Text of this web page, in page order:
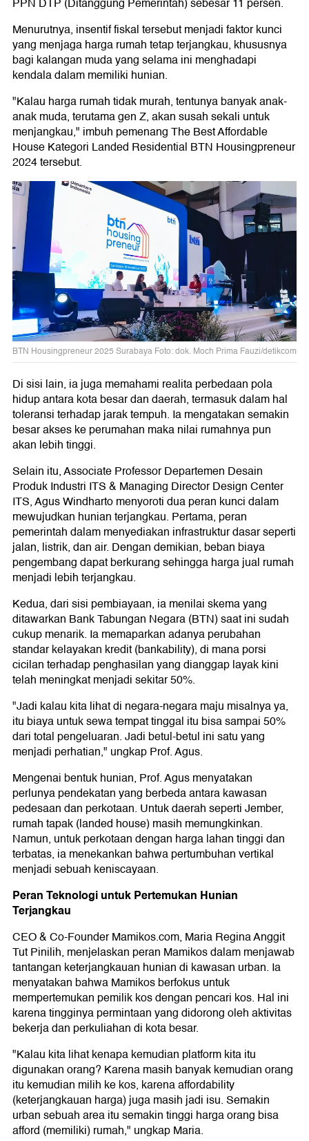
PPN DTP (Ditanggung Pemerintah) sebesar 11 persen.
Menurutnya, insentif fiskal tersebut menjadi faktor kunci
yang menjaga harga rumah tetap terjangkau, khususnya
bagi kalangan muda yang selama ini menghadapi
kendala dalam memiliki hunian.
"Kalau harga rumah tidak murah, tentunya banyak anak-
anak muda, terutama gen Z, akan susah sekali untuk
menjangkau," imbuh pemenang The Best Affordable
House Kategori Landed Residential BTN Housingpreneur
2024 tersebut.
BTN Housingpreneur 2025 Surabaya Foto: dok. Moch Prima Fauzi/detikcom
Di sisi lain, ia juga memahami realita perbedaan pola
hidup antara kota besar dan daerah, termasuk dalam hal
toleransi terhadap jarak tempuh. Ia mengatakan semakin
besar akses ke perumahan maka nilai rumahnya pun
akan lebih tinggi.
Selain itu, Associate Professor Departemen Desain
Produk Industri ITS & Managing Director Design Center
ITS, Agus Windharto menyoroti dua peran kunci dalam
mewujudkan hunian terjangkau. Pertama, peran
pemerintah dalam menyediakan infrastruktur dasar seperti
jalan, listrik, dan air. Dengan demikian, beban biaya
pengembang dapat berkurang sehingga harga jual rumah
menjadi lebih terjangkau.
Kedua, dari sisi pembiayaan, ia menilai skema yang
ditawarkan Bank Tabungan Negara (BTN) saat ini sudah
cukup menarik. Ia memaparkan adanya perubahan
standar kelayakan kredit (bankability), di mana porsi
cicilan terhadap penghasilan yang dianggap layak kini
telah meningkat menjadi sekitar 50%.
"Jadi kalau kita lihat di negara-negara maju misalnya ya,
itu biaya untuk sewa tempat tinggal itu bisa sampai 50%
dari total pengeluaran. Jadi betul-betul ini satu yang
menjadi perhatian," ungkap Prof. Agus.
Mengenai bentuk hunian, Prof. Agus menyatakan
perlunya pendekatan yang berbeda antara kawasan
pedesaan dan perkotaan. Untuk daerah seperti Jember,
rumah tapak (landed house) masih memungkinkan.
Namun, untuk perkotaan dengan harga lahan tinggi dan
terbatas, ia menekankan bahwa pertumbuhan vertikal
menjadi sebuah keniscayaan.
Peran Teknologi untuk Pertemukan Hunian
Terjangkau
CEO & Co-Founder Mamikos.com, Maria Regina Anggit
Tut Pinilih, menjelaskan peran Mamikos dalam menjawab
tantangan keterjangkauan hunian di kawasan urban. Ia
menyatakan bahwa Mamikos berfokus untuk
mempertemukan pemilik kos dengan pencari kos. Hal ini
karena tingginya permintaan yang didorong oleh aktivitas
bekerja dan perkuliahan di kota besar.
"Kalau kita lihat kenapa kemudian platform kita itu
digunakan orang? Karena masih banyak kemudian orang
itu kemudian milih ke kos, karena affordability
(keterjangkauan harga) juga masih jadi isu. Semakin
urban sebuah area itu semakin tinggi harga orang bisa
afford (memiliki) rumah," ungkap Maria.